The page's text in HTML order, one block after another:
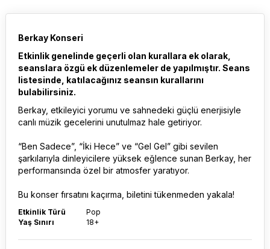
Berkay Konseri
Etkinlik genelinde geçerli olan kurallara ek olarak,
seanslara özgü ek düzenlemeler de yapılmıştır. Seans
listesinde, katılacağınız seansın kurallarını
bulabilirsiniz.
Berkay, etkileyici yorumu ve sahnedeki güçlü enerjisiyle
canlı müzik gecelerini unutulmaz hale getiriyor.
“Ben Sadece”, “İki Hece” ve “Gel Gel” gibi sevilen
şarkılarıyla dinleyicilere yüksek eğlence sunan Berkay, her
performansında özel bir atmosfer yaratıyor.
Bu konser fırsatını kaçırma, biletini tükenmeden yakala!
Etkinlik Türü
Pop
Yaş Sınırı
18+